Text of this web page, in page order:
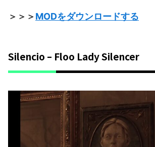
＞＞＞MODをダウンロードする
Silencio – Floo Lady Silencer